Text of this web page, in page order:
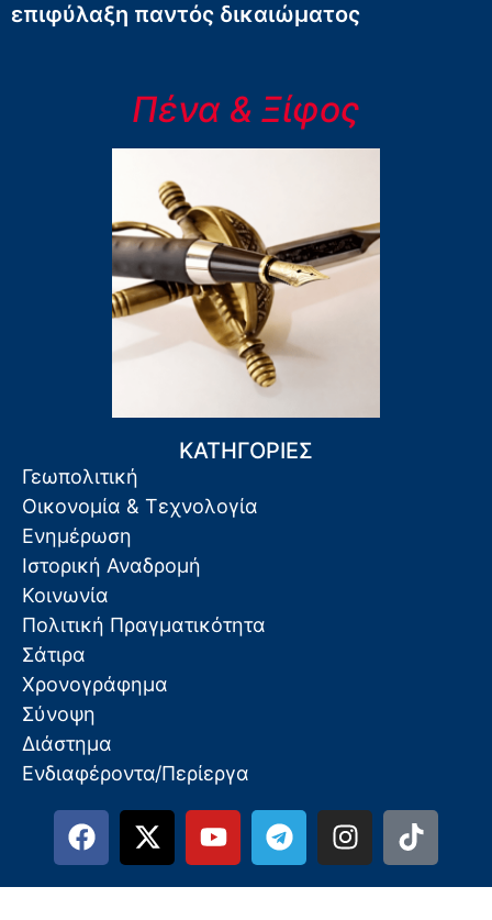
επιφύλαξη παντός δικαιώματος
Πένα & Ξίφος
ΚΑΤΗΓΟΡΙΕΣ
Γεωπολιτική
Οικονομία & Τεχνολογία
Ενημέρωση
Ιστορική Αναδρομή
Κοινωνία
Πολιτική Πραγματικότητα
Σάτιρα
Χρονογράφημα
Σύνοψη
Διάστημα
Ενδιαφέροντα/Περίεργα